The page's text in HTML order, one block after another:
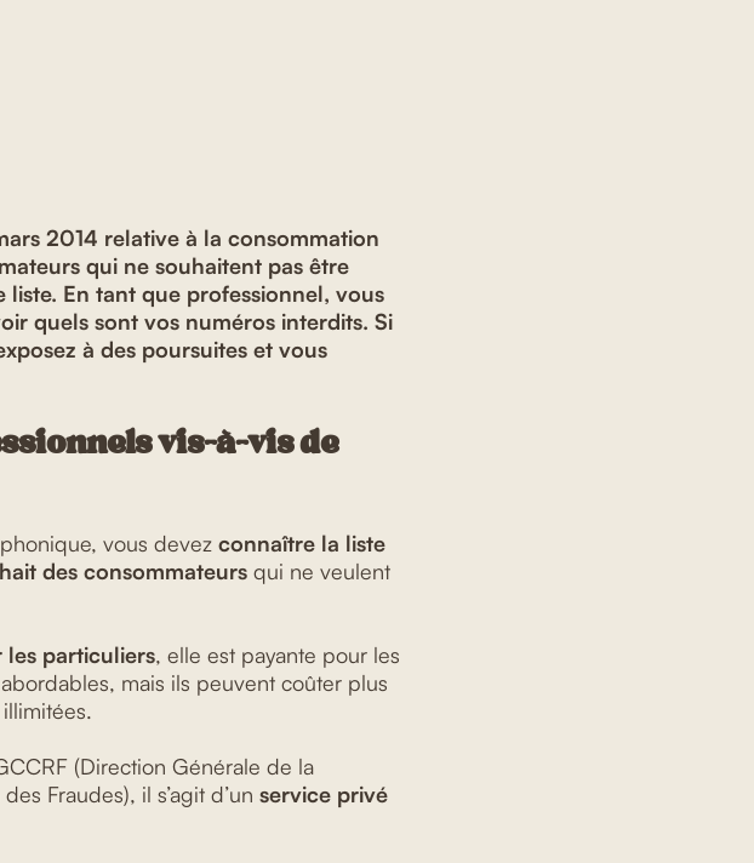
2014 relative à la consommation
qui ne souhaitent pas être
En tant que professionnel, vous
quels sont vos numéros interdits. Si
à des poursuites et vous
vis-à-vis de
vous devez connaître la liste
des consommateurs qui ne veulent
particuliers, elle est payante pour les
mais ils peuvent coûter plus
(Direction Générale de la
Fraudes), il s’agit d’un service privé